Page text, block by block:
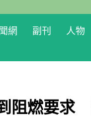
網 副刊 人物
阻燃要求